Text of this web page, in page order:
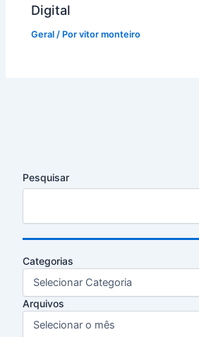
Digital
Geral / Porvitor monteiro
Pesquisar
Categorias
Arquivos